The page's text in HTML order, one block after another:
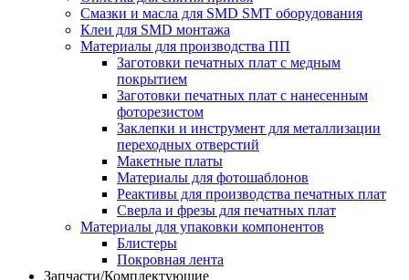
Смазки и масла для SMD SMT оборудования
Клеи для SMD монтажа
Материалы для производства ПП
Заготовки печатных плат с медным
покрытием
Заготовки печатных плат с нанесенным
фоторезистом
Заклепки и инструмент для металлизации
переходных отверстий
Макетные платы
Материалы для фотошаблонов
Реактивы для производства печатных плат
Сверла и фрезы для печатных плат
Материалы для упаковки компонентов
Блистеры
Покровная лента
Запчасти/Комплектующие